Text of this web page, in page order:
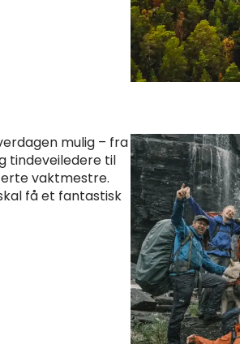
mulig – fra
tindeveiledere til
vaktmestre.
få et fantastisk